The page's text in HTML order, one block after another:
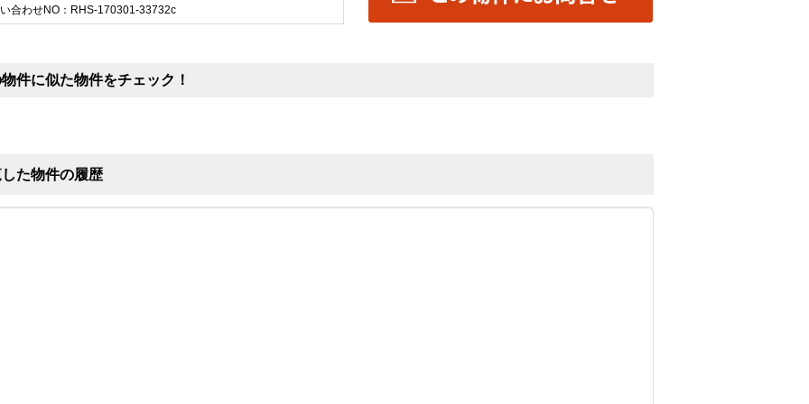
合わせNO：RHS-170301-33732c
件に似た物件をチェック！
した物件の履歴